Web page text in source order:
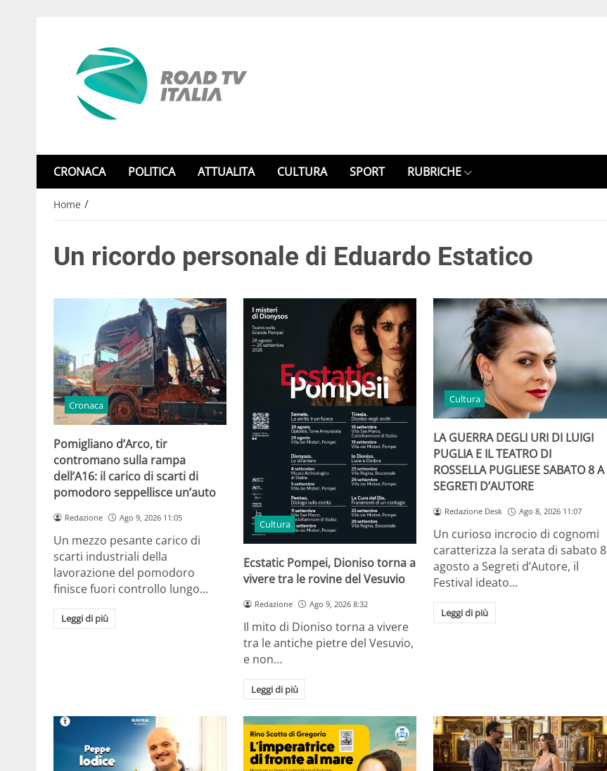
CRONACA POLITICA ATTUALITA CULTURA SPORT RUBRICHE
Home /
Un ricordo personale di Eduardo Estatico
Cronaca
Pomigliano d’Arco, tir
contromano sulla rampa
dell’A16: il carico di scarti di
pomodoro seppellisce un’auto
Redazione Ago 9, 2026 11:05
Un mezzo pesante carico di
scarti industriali della
lavorazione del pomodoro
finisce fuori controllo lungo…
Leggi di più
Cultura
Ecstatic Pompei, Dioniso torna a
vivere tra le rovine del Vesuvio
Redazione Ago 9, 2026 8:32
Il mito di Dioniso torna a vivere
tra le antiche pietre del Vesuvio,
e non…
Leggi di più
Cultura
LA GUERRA DEGLI URI DI LUIGI
PUGLIA E IL TEATRO DI
ROSSELLA PUGLIESE SABATO 8 A
SEGRETI D’AUTORE
Redazione Desk Ago 8, 2026 11:07
Un curioso incrocio di cognomi
caratterizza la serata di sabato 8
agosto a Segreti d’Autore, il
Festival ideato…
Leggi di più